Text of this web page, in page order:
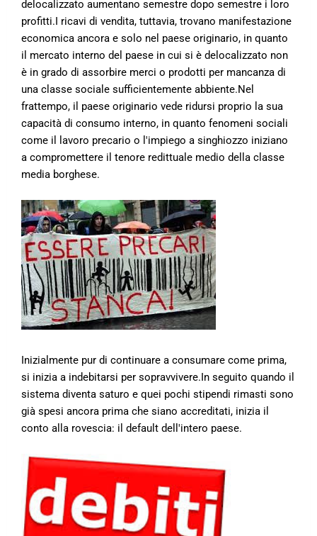
delocalizzato aumentano semestre dopo semestre i loro
profitti.I ricavi di vendita, tuttavia, trovano manifestazione
economica ancora e solo nel paese originario, in quanto
il mercato interno del paese in cui si è delocalizzato non
è in grado di assorbire merci o prodotti per mancanza di
una classe sociale sufficientemente abbiente.Nel
frattempo, il paese originario vede ridursi proprio la sua
capacità di consumo interno, in quanto fenomeni sociali
come il lavoro precario o l'impiego a singhiozzo iniziano
a compromettere il tenore redittuale medio della classe
media borghese.
Inizialmente pur di continuare a consumare come prima,
si inizia a indebitarsi per sopravvivere.In seguito quando il
sistema diventa saturo e quei pochi stipendi rimasti sono
già spesi ancora prima che siano accreditati, inizia il
conto alla rovescia: il default dell'intero paese.